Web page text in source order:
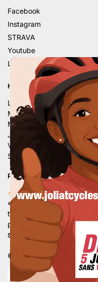
Facebook
Instagram
STRAVA
Youtube
Linkedin
HORAIRE D’ÉTÉ
Lu. – 9h – 12h | 14h – 18h
Ma. – 9h – 12h | 14h – 18h
Me. – 9h – 12h | 14h – 18h
Je. – 9h – 12h | 14h – 18h
Ve. – 9h – 12h | 14h – 18h
Sa. – 9h – 12h | 13h30 – 16h
PLUS DE 80 AVIS 5 ÉTOILES
★★★★★
«
Superbe magasin avec
très sympathique par une
professionnels et de
Stan Hx.
© Développé par